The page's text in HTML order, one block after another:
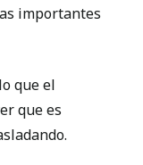
importantes
que el
que es